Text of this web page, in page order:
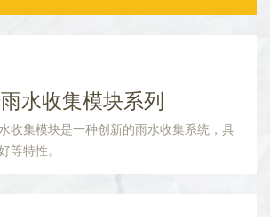
水收集模块系列
收集模块是一种创新的雨水收集系统，具
等特性。